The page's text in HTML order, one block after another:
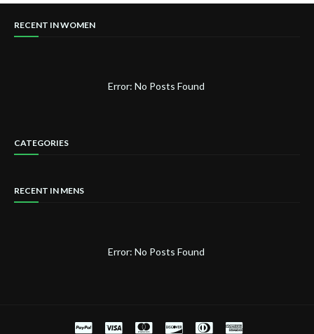
RECENT IN WOMEN
Error: No Posts Found
CATEGORIES
RECENT IN MENS
Error: No Posts Found